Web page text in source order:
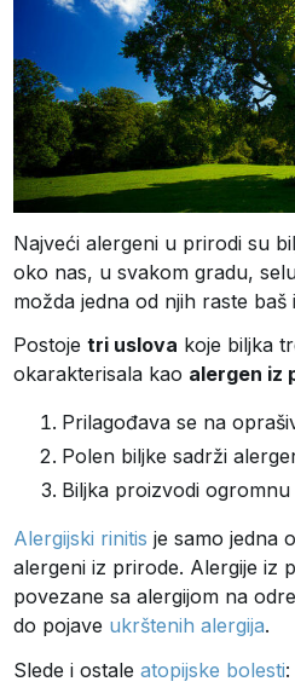
Najveći alergeni u prirodi su
oko nas, u svakom gradu,
možda jedna od njih raste
Postojetri uslova koje biljka
okarakterisala kao alergen iz
Prilagođava se na
Polen biljke sadrži
Biljka proizvodi
Alergijski rinitis je samo jedna
alergeni iz prirode. Alergije iz
povezane sa alergijom na
do pojave ukrštenih alergija.
Slede i ostaleatopijske bolesti: